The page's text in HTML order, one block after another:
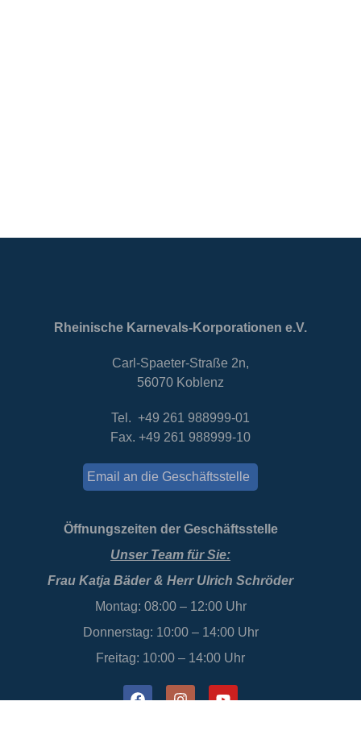
Rheinische Karnevals-Korporationen e.V.
Carl-Spaeter-Straße 2n,
56070 Koblenz
Tel. +49 261 988999-01
Fax. +49 261 988999-10
Email an die Geschäftsstelle
Öffnungszeiten der Geschäftsstelle
Unser Team für Sie:
Frau Katja Bäder & Herr Ulrich Schröder
Montag: 08:00 – 12:00 Uhr
Donnerstag: 10:00 – 14:00 Uhr
Freitag: 10:00 – 14:00 Uhr